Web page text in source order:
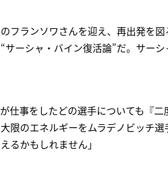
フランソワさんを迎え、再出発を
ーシャ・バイン復活論”だ。サー
が仕事をしたどの選手についても『
限のエネルギーをムラデノビッチ
るかもしれません」